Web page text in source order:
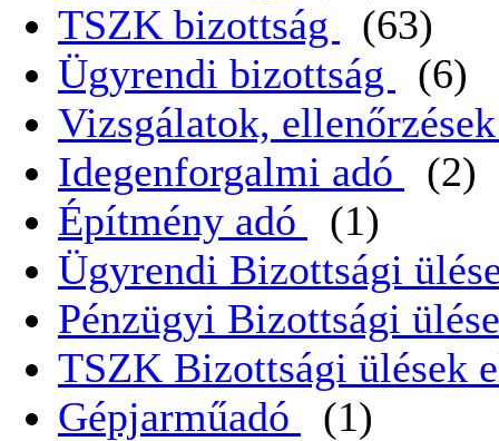
TSZK bizottság
(63)
Ügyrendi bizottság
(6)
Vizsgálatok,
Idegenforgalmi adó
(2)
Építmény adó
(1)
Ügyrendi Bizottsági
Pénzügyi Bizottsági
TSZK Bizottsági ülések
Gépjarműadó
(1)